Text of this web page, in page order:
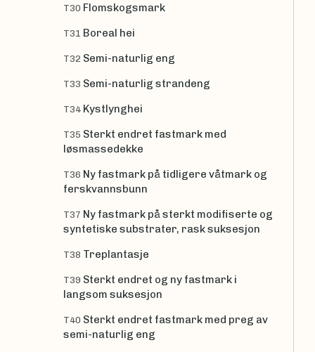
T30 Flomskogsmark
T31 Boreal hei
T32 Semi-naturlig eng
T33 Semi-naturlig strandeng
T34 Kystlynghei
T35 Sterkt endret fastmark med
løsmassedekke
T36 Ny fastmark på tidligere våtmark og
ferskvannsbunn
T37 Ny fastmark på sterkt modifiserte og
syntetiske substrater, rask suksesjon
T38 Treplantasje
T39 Sterkt endret og ny fastmark i
langsom suksesjon
T40 Sterkt endret fastmark med preg av
semi-naturlig eng